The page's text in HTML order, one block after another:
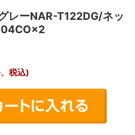
レーNAR-T122DG/ネッ
税込)